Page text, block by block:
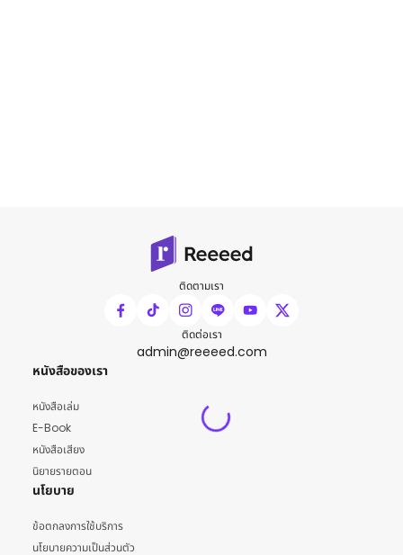
ติดตามเรา
ติดต่อเรา
admin@reeeed.com
หนังสือของเรา
หนังสือเล่ม
E-Book
หนังสือเสียง
นิยายรายตอน
นโยบาย
ข้อตกลงการใช้บริการ
นโยบายความเป็นส่วนตัว